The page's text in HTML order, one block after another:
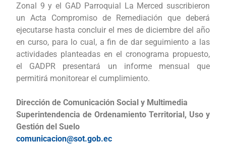
Zonal 9 y el GAD Parroquial La Merced suscribieron
un Acta Compromiso de Remediación que deberá
ejecutarse hasta concluir el mes de diciembre del año
en curso, para lo cual, a fin de dar seguimiento a las
actividades planteadas en el cronograma propuesto,
el GADPR presentará un informe mensual que
permitirá monitorear el cumplimiento.
Dirección de Comunicación Social y Multimedia
Superintendencia de Ordenamiento Territorial, Uso y
Gestión del Suelo
comunicacion@sot.gob.ec